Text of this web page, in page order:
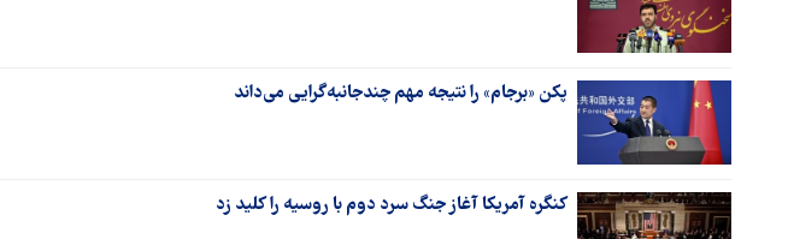
پکن «برجام» را نتیجه مهم چندجانبه‌گرایی می‌داند
کنگره آمریکا آغاز جنگ سرد دوم با روسیه را کلید زد